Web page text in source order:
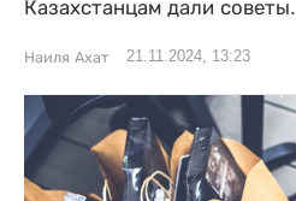
Казахстанцам дали советы.
Наиля Ахат 21.11.2024, 13:23